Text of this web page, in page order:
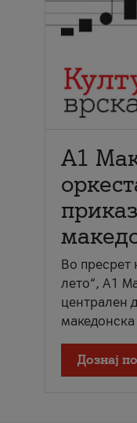
А1
Во пресрет
лето“, А1
централен
македонска
Дознај